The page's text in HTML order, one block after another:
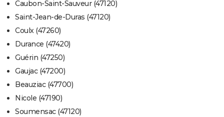
Caubon-Saint-Sauveur (47120)
Saint-Jean-de-Duras (47120)
Coulx (47260)
Durance (47420)
Guérin (47250)
Gaujac (47200)
Beauziac (47700)
Nicole (47190)
Soumensac (47120)